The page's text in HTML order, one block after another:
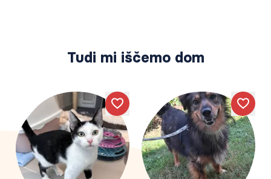
Tudi mi iščemo dom
Like Like